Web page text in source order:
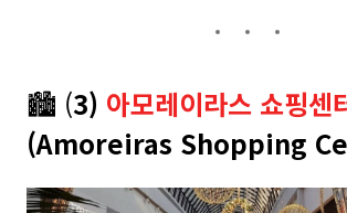
🏙️ (3) 아모레이라스 쇼핑센
(Amoreiras Shopping